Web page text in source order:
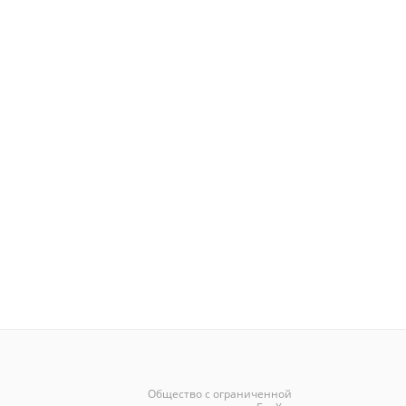
Общество с ограниченной